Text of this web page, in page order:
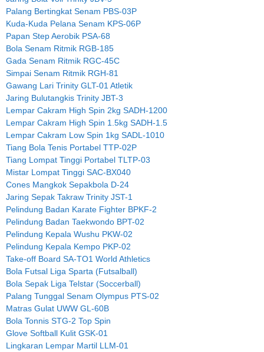
Palang Bertingkat Senam PBS-03P
Kuda-Kuda Pelana Senam KPS-06P
Papan Step Aerobik PSA-68
Bola Senam Ritmik RGB-185
Gada Senam Ritmik RGC-45C
Simpai Senam Ritmik RGH-81
Gawang Lari Trinity GLT-01 Atletik
Jaring Bulutangkis Trinity JBT-3
Lempar Cakram High Spin 2kg SADH-1200
Lempar Cakram High Spin 1.5kg SADH-1.5
Lempar Cakram Low Spin 1kg SADL-1010
Tiang Bola Tenis Portabel TTP-02P
Tiang Lompat Tinggi Portabel TLTP-03
Mistar Lompat Tinggi SAC-BX040
Cones Mangkok Sepakbola D-24
Jaring Sepak Takraw Trinity JST-1
Pelindung Badan Karate Fighter BPKF-2
Pelindung Badan Taekwondo BPT-02
Pelindung Kepala Wushu PKW-02
Pelindung Kepala Kempo PKP-02
Take-off Board SA-TO1 World Athletics
Bola Futsal Liga Sparta (Futsalball)
Bola Sepak Liga Telstar (Soccerball)
Palang Tunggal Senam Olympus PTS-02
Matras Gulat UWW GL-60B
Bola Tonnis STG-2 Top Spin
Glove Softball Kulit GSK-01
Lingkaran Lempar Martil LLM-01